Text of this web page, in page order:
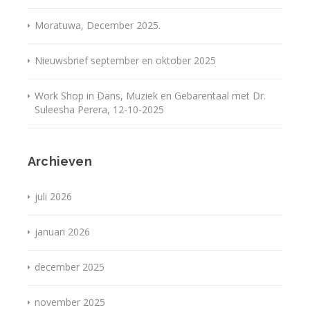
Moratuwa, December 2025.
Nieuwsbrief september en oktober 2025
Work Shop in Dans, Muziek en Gebarentaal met Dr.
Suleesha Perera, 12-10-2025
Archieven
juli 2026
januari 2026
december 2025
november 2025